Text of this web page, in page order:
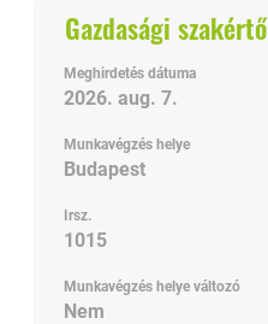
Cím
Gazdasági szakértő
Meghirdetés dátuma
2026. aug. 7.
Munkavégzés helye
Budapest
Irsz.
1015
Munkavégzés helye változó
Nem
Jelölje
ki
a
szóköz
az
állásinformáció
teljes
tartalmának